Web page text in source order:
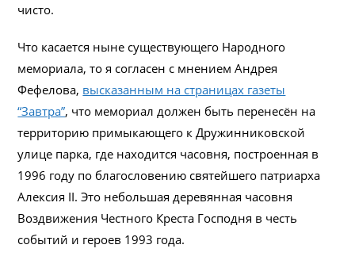
чисто.
Что касается ныне существующего Народного
мемориала, то я согласен с мнением Андрея
Фефелова, высказанным на страницах газеты
“Завтра”, что мемориал должен быть перенесён на
территорию примыкающего к Дружинниковской
улице парка, где находится часовня, построенная в
1996 году по благословению святейшего патриарха
Алексия II. Это небольшая деревянная часовня
Воздвижения Честного Креста Господня в честь
событий и героев 1993 года.